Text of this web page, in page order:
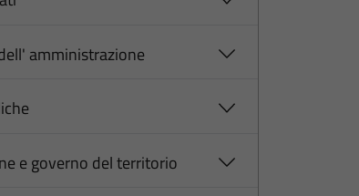
amministrazione
e governo del territorio